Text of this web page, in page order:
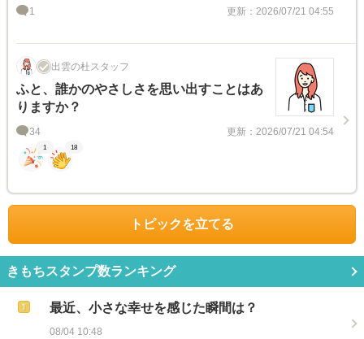
1 更新：2026/07/21 04:55
出雲の杜スタッフ
ふと、誰かのやさしさを思い出すことはあ
りますか？
34 更新：2026/07/21 04:54
1 18
トピックを立てる
きもちスタンプ数ランキング
最近、小さな幸せを感じた瞬間は？
08/04 10:48